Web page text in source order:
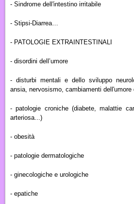
- Sindrome dell'intestino irritabile
- Stipsi-Diarrea…
- PATOLOGIE EXTRAINTESTINALI
- disordini dell’umore
- disturbi mentali e dello sviluppo
ansia, nervosismo, cambiamenti dell'umore
- patologie croniche (diabete, malattie
arteriosa...)
- obesità
- patologie dermatologiche
- ginecologiche e urologiche
- epatiche